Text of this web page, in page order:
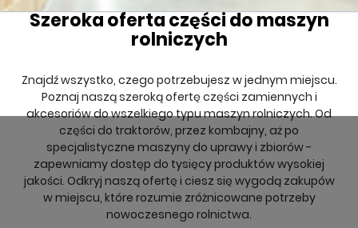
Szeroka oferta części do maszyn
rolniczych
Znajdź wszystko, czego potrzebujesz w jednym miejscu.
Poznaj naszą szeroką ofertę części zamiennych i
akcesoriów do wszelkiego typu maszyn rolniczych. Od
części do traktorów, przez kombajny, aż po
specjalistyczne maszyny do uprawy i zbiorów -
zapewniamy dostęp do tysięcy produktów wysokiej
jakości. Odkryj naszą ofertę i ciesz się wygodą zakupów
w miejscu, które rozumie zróżnicowane potrzeby
nowoczesnego rolnictwa.